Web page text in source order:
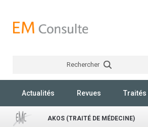
Rechercher
Actualités Revues Traités
AKOS (TRAITÉ DE MÉDECINE)